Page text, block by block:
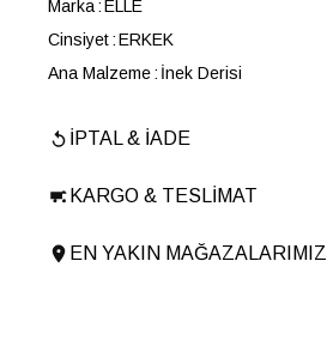
Marka ELLE
Cinsiyet ERKEK
Ana Malzeme İnek Derisi
Topuk Boyu
3 cm
Ürün Cinsi
Günlük
Taban Yüksekliği
3 cm
İPTAL & İADE
KARGO & TESLIMAT
EN YAKIN MAĞAZALARIMIZ